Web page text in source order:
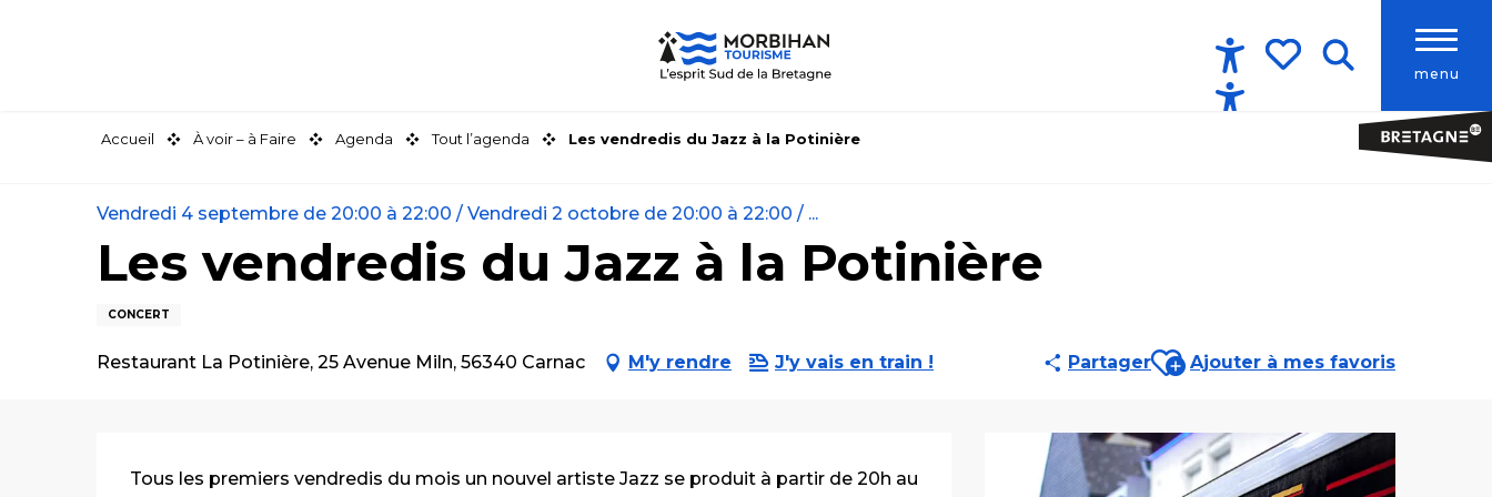
menu
Accessibilité
Accueil À voir – à Faire Agenda Tout l’agenda Les vendredis du Jazz à la Potinière
Vendredi 4 septembre de 20:00 à 22:00 / Vendredi 2 octobre de 20:00 à 22:00 / ...
Les vendredis du Jazz à la Potinière
CONCERT
Restaurant La Potinière, 25 Avenue Miln, 56340 Carnac M'y rendre J'y vais en train ! PartagerAjouter aux favoris
Ajouter à mes favoris
Description
Tous les premiers vendredis du mois un nouvel artiste Jazz se produit à partir de 20h au